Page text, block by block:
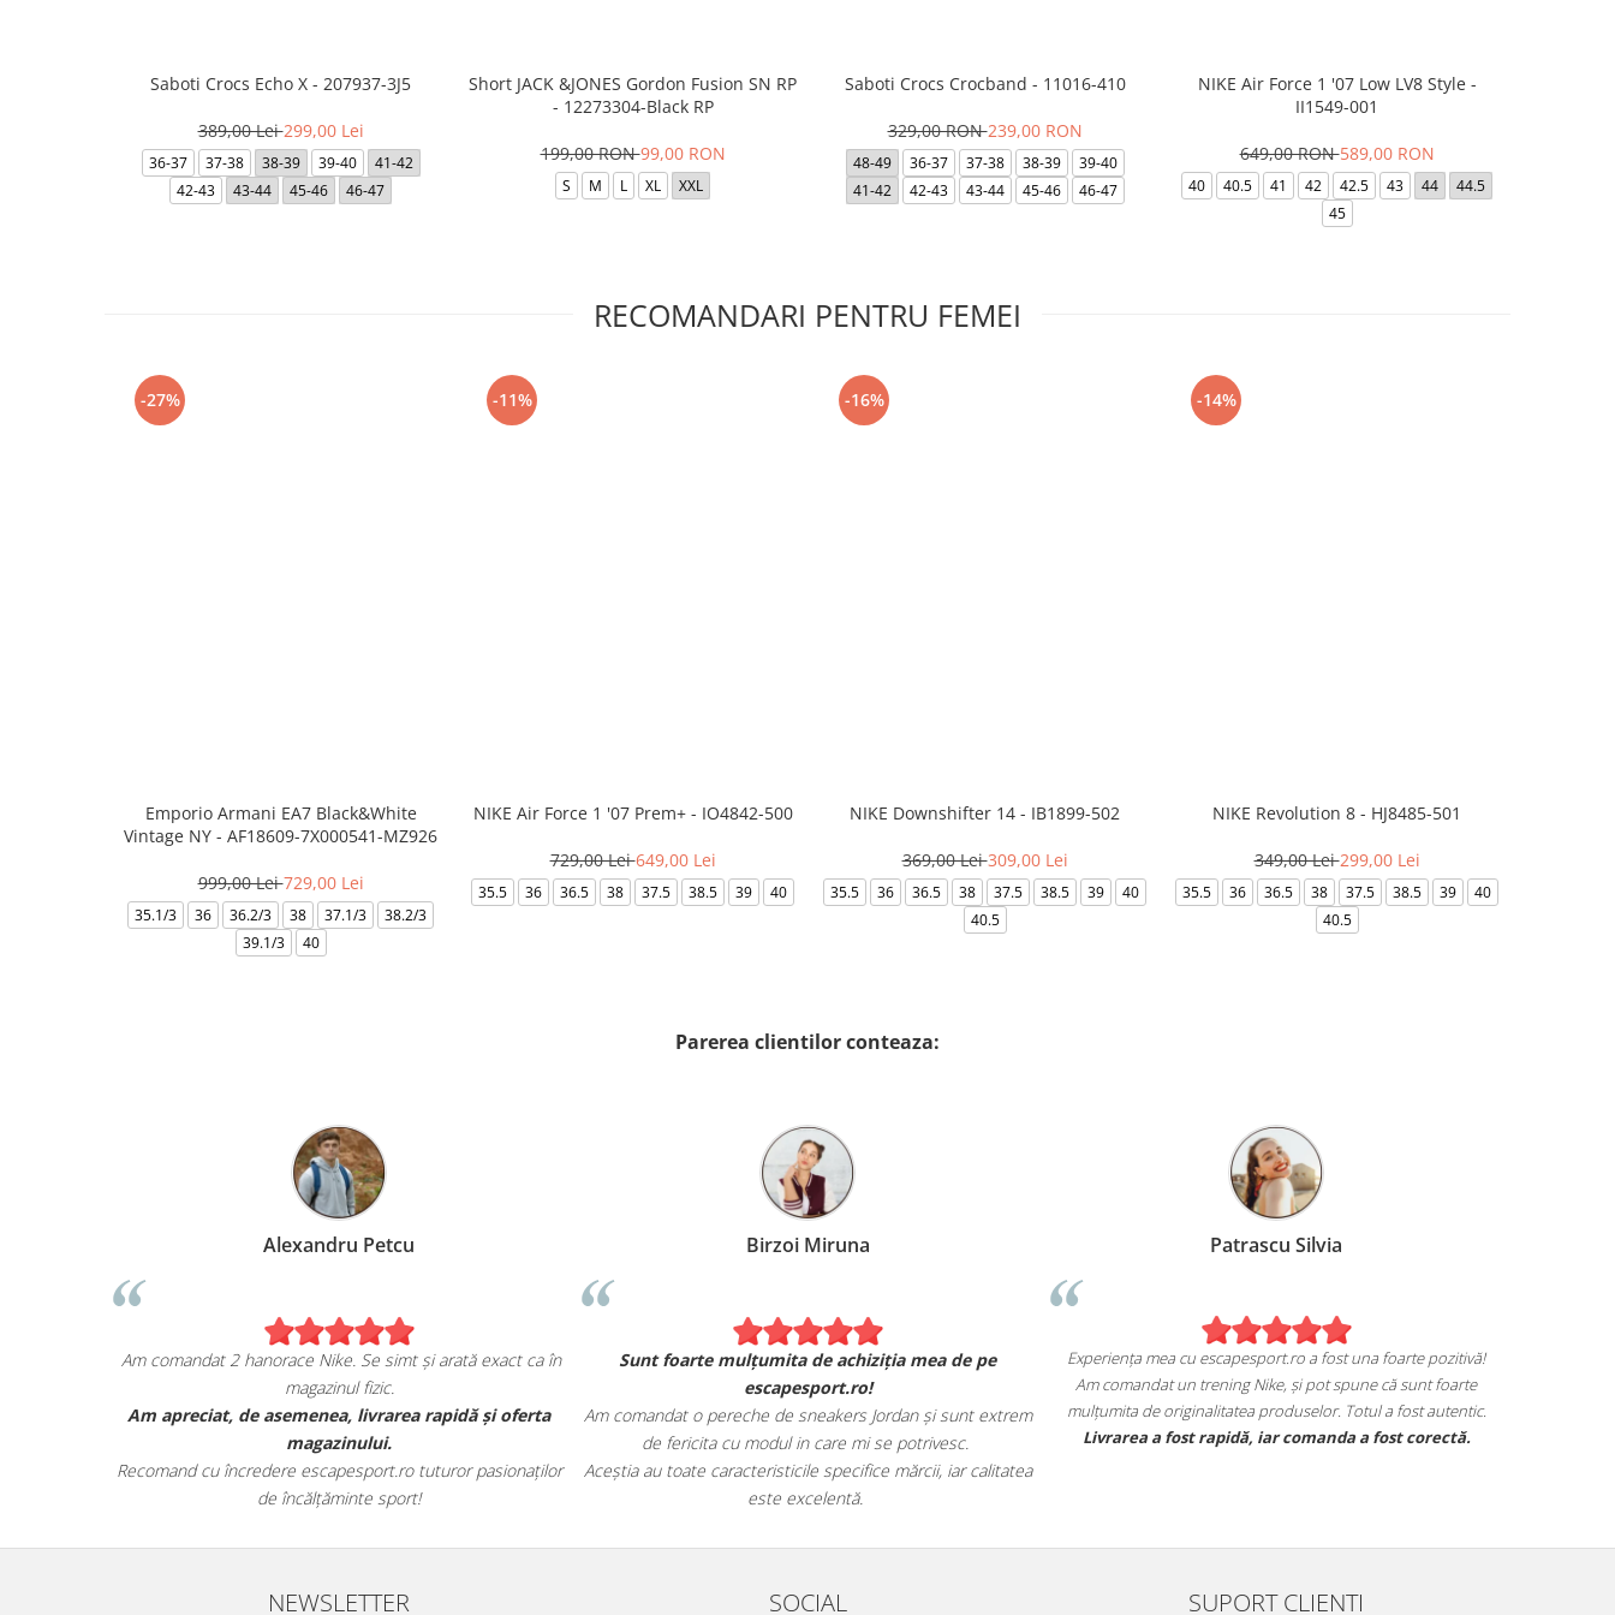
Saboti Crocs Echo X - 207937-3J5
389,00 Lei299,00 Lei
36-37 37-38 38-39 39-40
41-42
42-43
43-44 45-46 46-47
Short JACK &JONES Gordon Fusion SN RP
- 12273304-Black RP
199,00 RON99,00 RON
S M L XL XXL
Saboti Crocs Crocband - 11016-410
329,00 RON239,00 RON
48-49 36-37 37-38 38-39
39-40
41-42
42-43 43-44 45-46 46-47
NIKE Air Force 1 '07 Low LV8 Style -
II1549-001
649,00 RON589,00 RON
40 40.5 41 42 42.5 43 44
44.5
45
RECOMANDARI PENTRU FEMEI
-27%
Emporio Armani EA7 Black&White
Vintage NY - AF18609-7X000541-MZ926
999,00 Lei729,00 Lei
35.1/3 36 36.2/3 38 37.1/3
38.2/3
39.1/3
40
-11%
NIKE Air Force 1 '07 Prem+ - IO4842-500
729,00 Lei649,00 Lei
35.5 36 36.5 38 37.5 38.5 39 40
-16%
NIKE Downshifter 14 - IB1899-502
369,00 Lei309,00 Lei
35.5 36 36.5 38 37.5 38.5 39
40
40.5
-14%
NIKE Revolution 8 - HJ8485-501
349,00 Lei299,00 Lei
35.5 36 36.5 38 37.5 38.5 39
40
40.5
Parerea clientilor conteaza:
Alexandru Petcu
Am comandat 2 hanorace Nike. Se simt și arată exact ca în
magazinul fizic.
Am apreciat, de asemenea, livrarea rapidă și oferta
magazinului.
Recomand cu încredere escapesport.ro tuturor pasionaților
de încălțăminte sport!
Birzoi Miruna
Sunt foarte mulțumita de achiziția mea de pe
escapesport.ro!
Am comandat o pereche de sneakers Jordan și sunt extrem
de fericita cu modul in care mi se potrivesc.
Aceștia au toate caracteristicile specifice mărcii, iar calitatea
este excelentă.
Patrascu Silvia
Experiența mea cu escapesport.ro a fost una foarte pozitivă!
Am comandat un trening Nike, și pot spune că sunt foarte
mulțumita de originalitatea produselor. Totul a fost autentic.
Livrarea a fost rapidă, iar comanda a fost corectă.
NEWSLETTER SOCIAL SUPORT CLIENTI